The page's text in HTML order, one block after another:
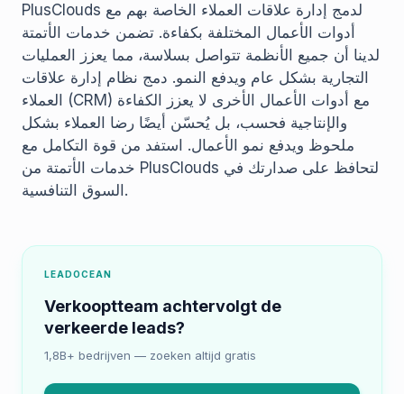
PlusClouds لدمج إدارة علاقات العملاء الخاصة بهم مع
أدوات الأعمال المختلفة بكفاءة. تضمن خدمات الأتمتة
لدينا أن جميع الأنظمة تتواصل بسلاسة، مما يعزز العمليات
التجارية بشكل عام ويدفع النمو. دمج نظام إدارة علاقات
العملاء (CRM) مع أدوات الأعمال الأخرى لا يعزز الكفاءة
والإنتاجية فحسب، بل يُحسّن أيضًا رضا العملاء بشكل
ملحوظ ويدفع نمو الأعمال. استفد من قوة التكامل مع
خدمات الأتمتة من PlusClouds لتحافظ على صدارتك في
السوق التنافسية.
LEADOCEAN
Verkooptteam achtervolgt de
verkeerde leads?
1,8B+ bedrijven — zoeken altijd gratis